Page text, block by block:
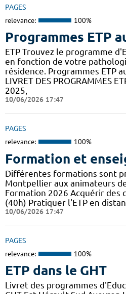
PAGES
relevance: 100%
Programmes ETP
ETP Trouvez le programme
en fonction de votre
résidence. Programmes ETP
LIVRET DES PROGRAMMES
2025,
10/06/2026 17:47
PAGES
relevance: 100%
Formation et
Différentes formations sont
Montpellier aux animateurs
Formation 2026 Acquérir des
(40h) Pratiquer l'ETP en
10/06/2026 17:47
PAGES
relevance: 100%
ETP dans le GHT
Livret des programmes